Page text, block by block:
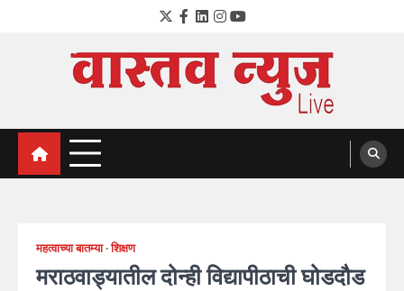
Twitter
Facebook
LinkedIn
Instagram
YouTube
VastavNEWSLive.com
a leading NEWS portal of Maharahstra
महत्वाच्या बातम्या शिक्षण
मराठवाड्यातील दोन्ही विद्यापीठाची घोडदौड